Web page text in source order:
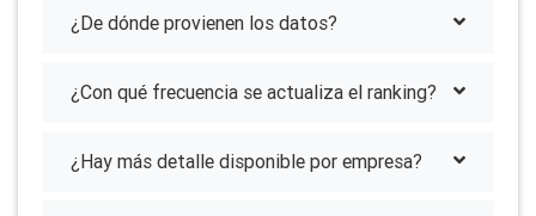
¿De dónde provienen los datos?
¿Con qué frecuencia se actualiza el ranking?
¿Hay más detalle disponible por empresa?